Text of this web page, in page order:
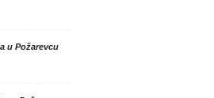
u Požarevcu